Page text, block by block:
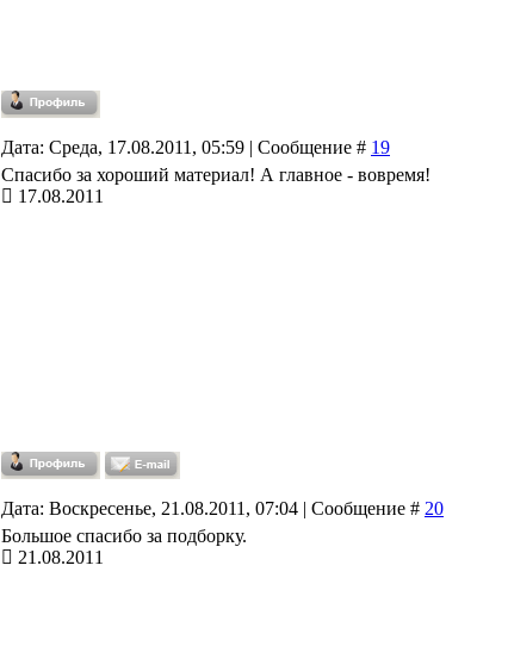
Дата: Среда, 17.08.2011, 05:59 | Сообщение # 19
Спасибо за хороший материал! А главное - вовремя!
17.08.2011
Дата: Воскресенье, 21.08.2011, 07:04 | Сообщение # 20
Большое спасибо за подборку.
21.08.2011